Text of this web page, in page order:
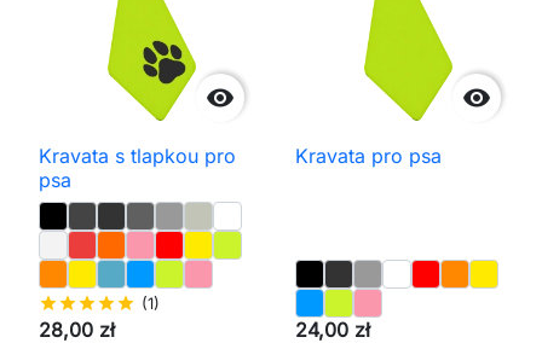

Kravata s tlapkou pro
psa
starstarstarstarstar (1)
28,00 zł

Kravata pro psa
24,00 zł